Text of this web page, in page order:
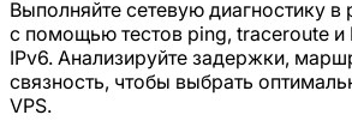
Выполняйте сетевую диагностику
с помощью тестов ping, traceroute и
IPv6. Анализируйте задержки,
связность, чтобы выбрать
VPS.